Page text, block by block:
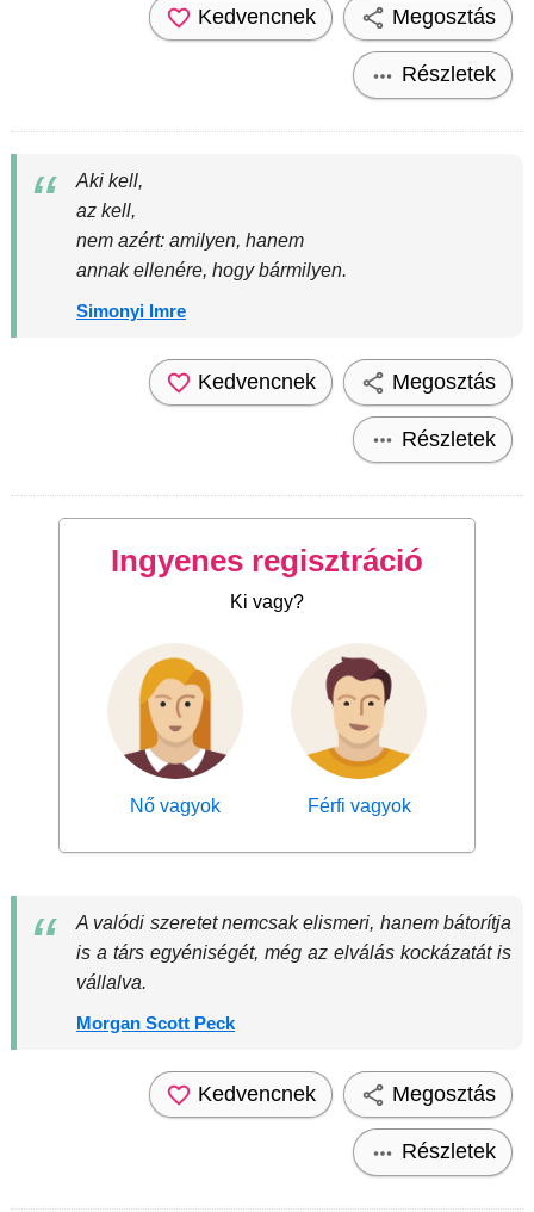
Kedvencnek Megosztás
Részletek
Aki kell,
az kell,
nem azért: amilyen, hanem
annak ellenére, hogy bármilyen.
Simonyi Imre
Kedvencnek Megosztás
Részletek
Ingyenes regisztráció
Ki vagy?
Nő vagyok Férfi vagyok
A valódi szeretet nemcsak elismeri, hanem bátorítja
is a társ egyéniségét, még az elválás kockázatát is
vállalva.
Morgan Scott Peck
Kedvencnek Megosztás
Részletek